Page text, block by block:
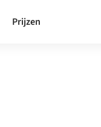
Prijzen